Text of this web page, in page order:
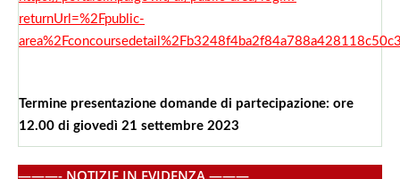
returnUrl=%2Fpublic-
Termine presentazione domande di partecipazione: ore
12.00 di giovedì 21 settembre 2023
———- NOTIZIE IN EVIDENZA ———